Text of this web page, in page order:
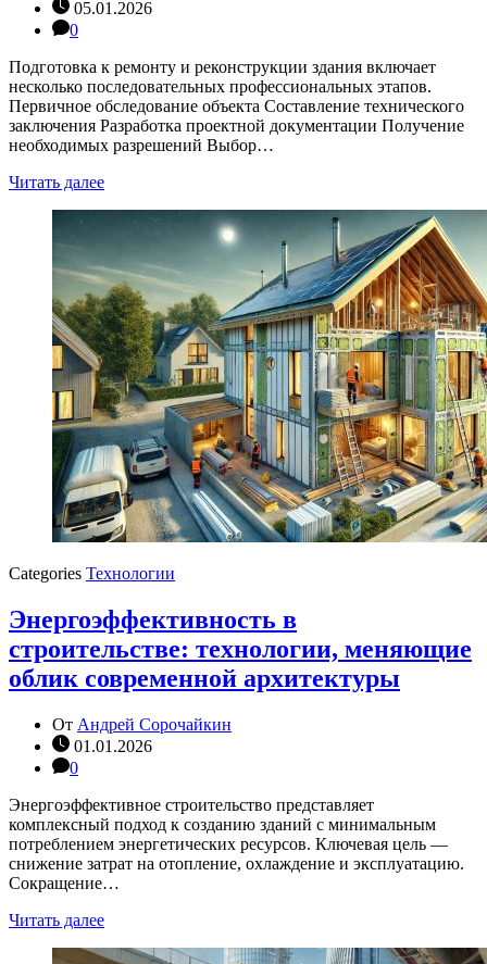
05.01.2026
0
Подготовка к ремонту и реконструкции здания включает
несколько последовательных профессиональных этапов.
Первичное обследование объекта Составление технического
заключения Разработка проектной документации Получение
необходимых разрешений Выбор…
Читать далее
Categories Технологии
Энергоэффективность в
строительстве: технологии, меняющие
облик современной архитектуры
От Андрей Сорочайкин
01.01.2026
0
Энергоэффективное строительство представляет
комплексный подход к созданию зданий с минимальным
потреблением энергетических ресурсов. Ключевая цель —
снижение затрат на отопление, охлаждение и эксплуатацию.
Сокращение…
Читать далее